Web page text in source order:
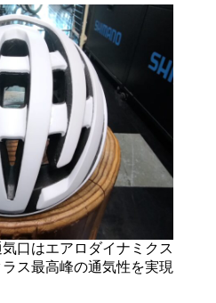
口はエアロダイナミクス
ス最高峰の通気性を実現